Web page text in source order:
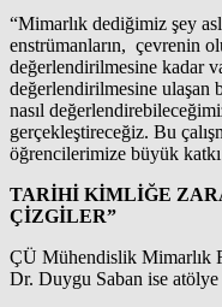
“Mimarlık dediğimiz şey
enstrümanların, çevrenin
değerlendirilmesine kadar
değerlendirilmesine
nasıl
gerçekleştireceğiz. Bu
öğrencilerimize büyük katkı
TARİHİ KİMLİĞE
ÇİZGİLER”
ÇÜ Mühendislik Mimarlık
Dr. Duygu Saban ise